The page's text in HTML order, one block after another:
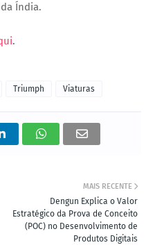
Índia.
.
Triumph Viaturas
MAIS RECENTE
Dengun Explica o Valor
Estratégico da Prova de Conceito
(POC) no Desenvolvimento de
Produtos Digitais